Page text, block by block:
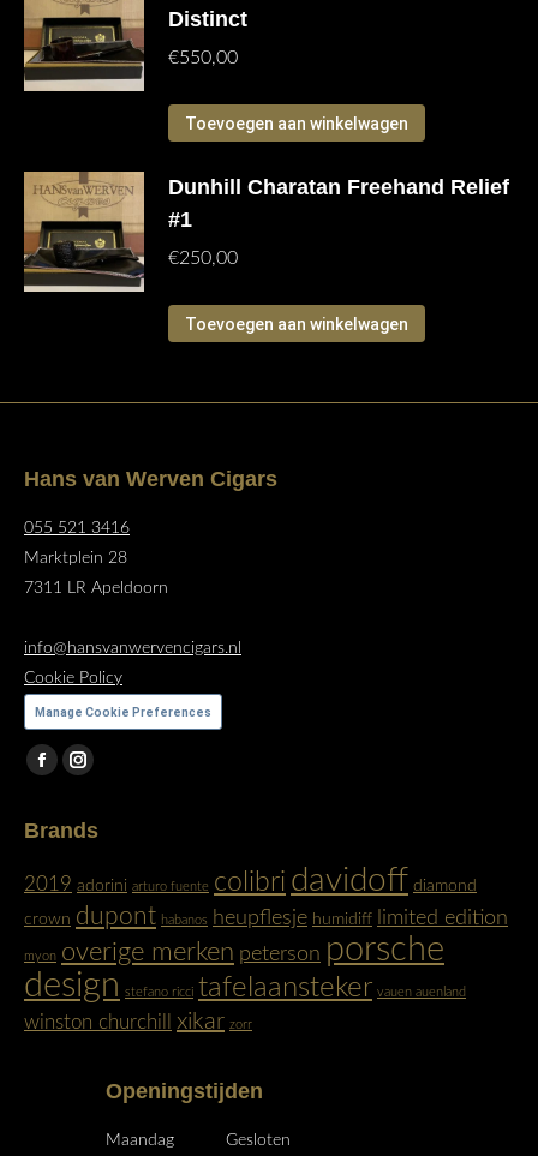
Distinct
€550,00
Toevoegen aan winkelwagen
Dunhill Charatan Freehand Relief
#1
€250,00
Toevoegen aan winkelwagen
Hans van Werven Cigars
055 521 3416
Marktplein 28
7311 LR Apeldoorn
info@hansvanwervencigars.nl
Cookie Policy
Manage Cookie Preferences
Vind ons op:
Facebook
opens
new
window
Instagram
opens
new
window
Brands
2019 adorini arturo fuente colibri davidoff diamond
crown dupont habanos heupflesje humidiff limited edition
myon overige merken peterson porsche
design stefano ricci tafelaansteker vauen auenland
winston churchill xikar zorr
Openingstijden
Maandag Gesloten